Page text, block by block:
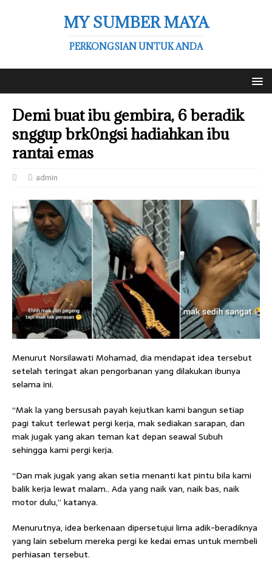
MY SUMBER MAYA
PERKONGSIAN UNTUK ANDA
Demi buat ibu gembira, 6 beradik
snggup brk0ngsi hadiahkan ibu
rantai emas
admin
Menurut Norsilawati Mohamad, dia mendapat idea tersebut
setelah teringat akan pengorbanan yang dilakukan ibunya
selama ini.
“Mak la yang bersusah payah kejutkan kami bangun setiap
pagi takut terlewat pergi kerja, mak sediakan sarapan, dan
mak jugak yang akan teman kat depan seawal Subuh
sehingga kami pergi kerja.
“Dan mak jugak yang akan setia menanti kat pintu bila kami
balik kerja lewat malam.. Ada yang naik van, naik bas, naik
motor dulu,” katanya.
Menurutnya, idea berkenaan dipersetujui lima adik-beradiknya
yang lain sebelum mereka pergi ke kedai emas untuk membeli
perhiasan tersebut.